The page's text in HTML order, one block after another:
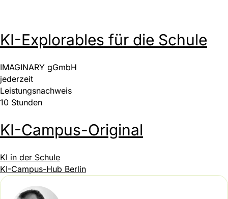
KI-Explorables für die Schule
IMAGINARY gGmbH
jederzeit
Leistungsnachweis
10 Stunden
KI-Campus-Original
KI in der Schule
KI-Campus-Hub Berlin